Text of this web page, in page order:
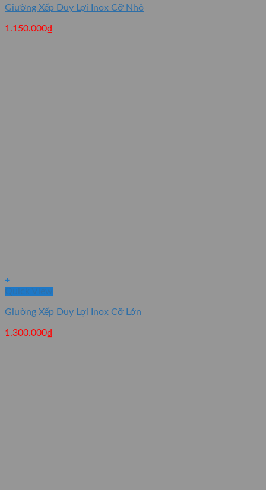
Giường Xếp Duy Lợi Inox Cỡ Nhỏ
1.150.000₫
+
Quick View
Giường Xếp Duy Lợi Inox Cỡ Lớn
1.300.000₫